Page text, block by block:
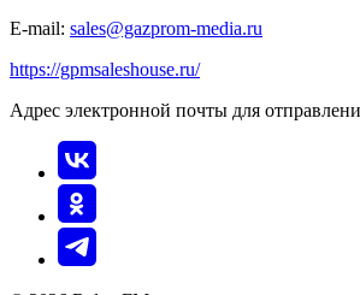
E-mail: sales@gazprom-media.ru
https://gpmsaleshouse.ru/
Адрес электронной почты для